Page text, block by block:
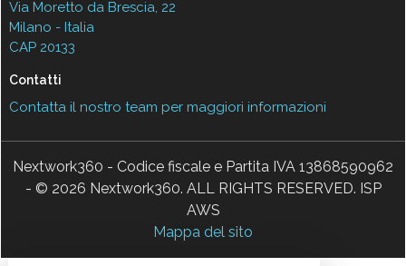
Via Moretto da Brescia, 22
Milano - Italia
CAP 20133
Contatti
Contatta il nostro team per maggiori informazioni
Nextwork360 - Codice fiscale e Partita IVA 13868590962
- © 2026 Nextwork360. ALL RIGHTS RESERVED. ISP
AWS
Mappa del sito